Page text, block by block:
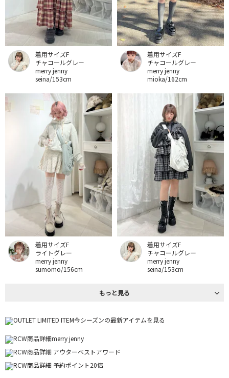
着用サイズF
チャコールグレー
merry jenny
seina/153cm
着用サイズF
チャコールグレー
merry jenny
mioka/162cm
着用サイズF
ライトグレー
merry jenny
sumomo/156cm
着用サイズF
チャコールグレー
merry jenny
seina/153cm
もっと見る